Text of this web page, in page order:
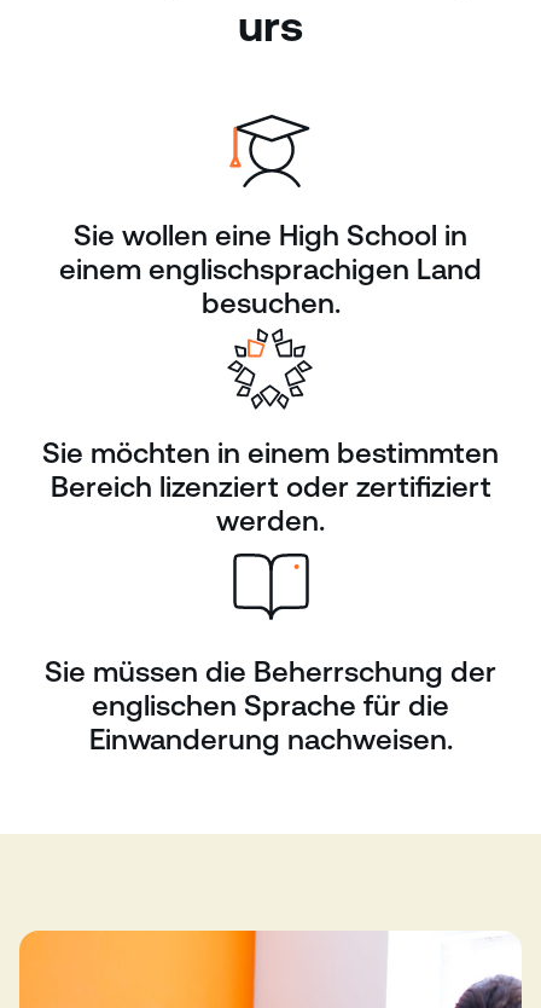
urs
Sie wollen eine High School in
einem englischsprachigen Land
besuchen.
Sie möchten in einem bestimmten
Bereich lizenziert oder zertifiziert
werden.
Sie müssen die Beherrschung der
englischen Sprache für die
Einwanderung nachweisen.